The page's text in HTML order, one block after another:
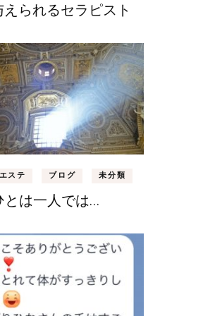
られるセラピスト
ステ ブログ 未分類
とは一人では…